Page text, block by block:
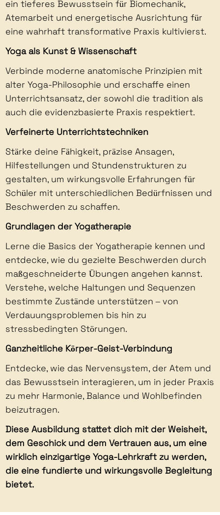
ein tieferes Bewusstsein für Biomechanik,
Atemarbeit und energetische Ausrichtung für
eine wahrhaft transformative Praxis kultivierst.
Yoga als Kunst & Wissenschaft
Verbinde moderne anatomische Prinzipien mit
alter Yoga-Philosophie und erschaffe einen
Unterrichtsansatz, der sowohl die tradition als
auch die evidenzbasierte Praxis respektiert.
Verfeinerte Unterrichtstechniken
Stärke deine Fähigkeit, präzise Ansagen,
Hilfestellungen und Stundenstrukturen zu
gestalten, um wirkungsvolle Erfahrungen für
Schüler mit unterschiedlichen Bedürfnissen und
Beschwerden zu schaffen.
Grundlagen der Yogatherapie
Lerne die Basics der Yogatherapie kennen und
entdecke, wie du gezielte Beschwerden durch
maßgeschneiderte Übungen angehen kannst.
Verstehe, welche Haltungen und Sequenzen
bestimmte Zustände unterstützen – von
Verdauungsproblemen bis hin zu
stressbedingten Störungen.
Ganzheitliche Körper-Geist-Verbindung
Entdecke, wie das Nervensystem, der Atem und
das Bewusstsein interagieren, um in jeder Praxis
zu mehr Harmonie, Balance und Wohlbefinden
beizutragen.
Diese Ausbildung stattet dich mit der Weisheit,
dem Geschick und dem Vertrauen aus, um eine
wirklich einzigartige Yoga-Lehrkraft zu werden,
die eine fundierte und wirkungsvolle Begleitung
bietet.